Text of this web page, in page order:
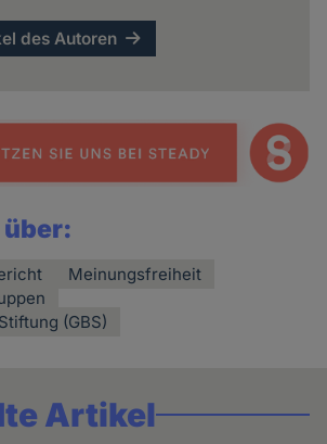
des Autoren
über:
Meinungsfreiheit
(GBS)
Artikel